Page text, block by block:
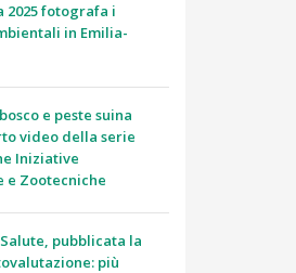
2025 fotografa i
in Emilia-
e peste suina
video della serie
Iniziative
e Zootecniche
pubblicata la
più